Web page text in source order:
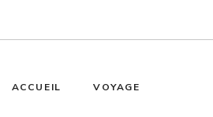
ACCUEIL VOYAGE